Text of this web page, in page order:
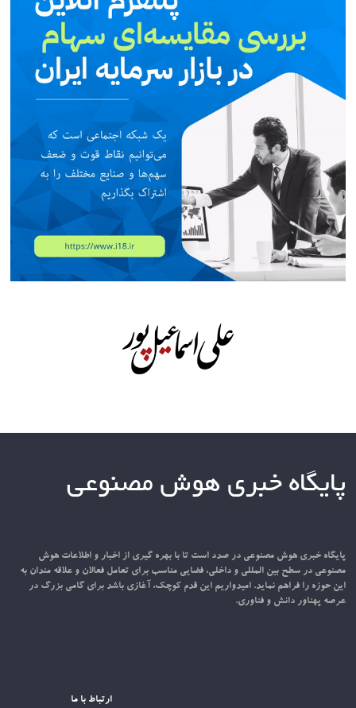
پایگاه خبری هوش مصنوعی
پایگاه خبری هوش مصنوعی در صدد است تا با بهره گیری از اخبار و اطلاعات هوش
مصنوعی در سطح بین المللی و داخلی، فضایی مناسب برای تعامل فعالان و علاقه مندان به
این حوزه را فراهم نماید. امیدواریم این قدم کوچک، آغازی باشد برای گامی بزرگ در
عرصه پهناور دانش و فناوری.
ارتباط با ما